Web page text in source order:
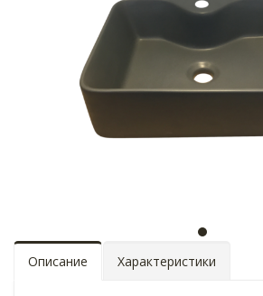
Описание Характеристики